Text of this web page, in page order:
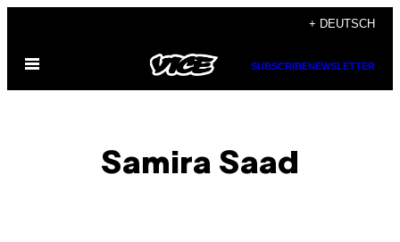
content
+ DEUTSCH
Open
SUBSCRIBENEWSLETTER
Samira Saad